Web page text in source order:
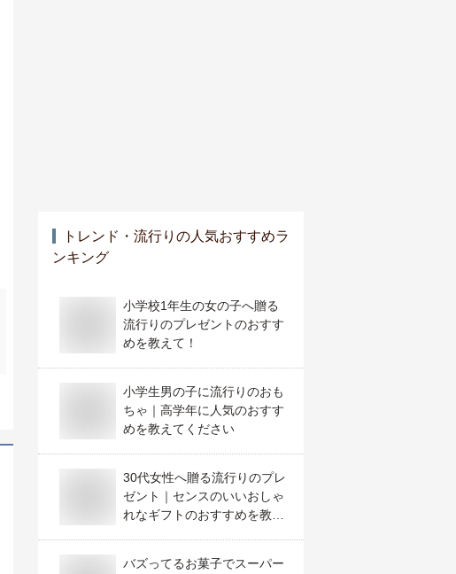
トレンド・流行り の人気おすすめラ
ンキング
小学校1年生の女の子へ贈る
流行りのプレゼントのおすす
めを教えて！
小学生男の子に流行りのおも
ちゃ｜高学年に人気のおすす
めを教えてください
30代女性へ贈る流行りのプレ
ゼント｜センスのいいおしゃ
れなギフトのおすすめを教え
バズってるお菓子でスーパー